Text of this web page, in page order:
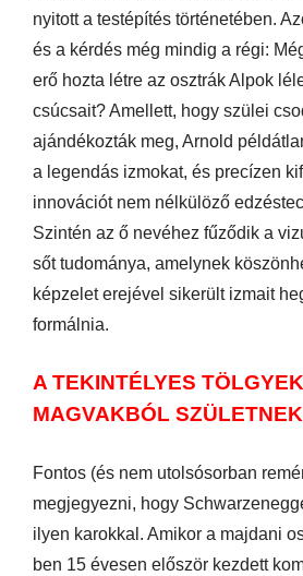
nyitott a testépítés történetében.
és a kérdés még mindig a régi:
erő hozta létre az osztrák Alpok
csúcsait? Amellett, hogy szülei
ajándékozták meg, Arnold
a legendás izmokat, és precízen
innovációt nem nélkülöző
Szintén az ő nevéhez fűződik a
sőt tudománya, amelynek
képzelet erejével sikerült izmait
formálnia.
A TEKINTÉLYES
MAGVAKBÓL SZÜLETNEK
Fontos (és nem utolsósorban
megjegyezni, hogy
ilyen karokkal. Amikor a majdani
ben 15 évesen először kezdett